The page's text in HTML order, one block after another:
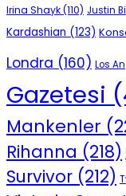
Irina Shayk(110) Justin
Kardashian (123)
Londra (160) Los
Gazetesi
Mankenler
Rihanna (218)
Survivor (212)